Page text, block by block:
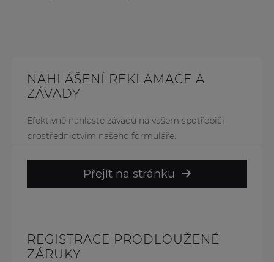
NAHLÁŠENÍ REKLAMACE A
ZÁVADY
Efektivně nahlaste závadu na vašem spotřebiči
prostřednictvím našeho formuláře.
Přejít na stránku
REGISTRACE PRODLOUŽENÉ
ZÁRUKY